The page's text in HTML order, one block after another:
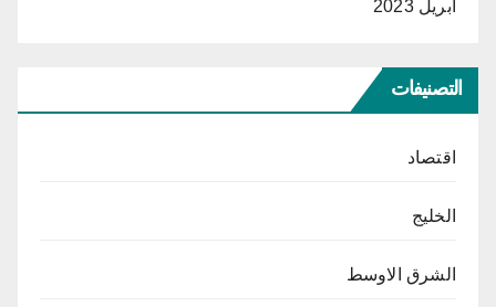
أبريل 2023
التصنيفات
اقتصاد
الخليج
الشرق الاوسط